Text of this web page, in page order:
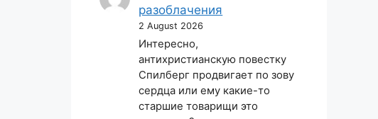
разоблачения
2 August 2026
Интересно,
антихристианскую повестку
Спилберг продвигает по зову
сердца или ему какие-то
старшие товарищи это